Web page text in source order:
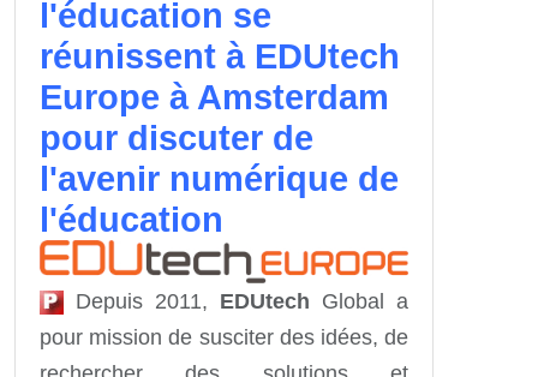
l'éducation se
réunissent à EDUtech
Europe à Amsterdam
pour discuter de
l'avenir numérique de
l'éducation
Depuis 2011, EDUtech Global a
pour mission de susciter des idées, de